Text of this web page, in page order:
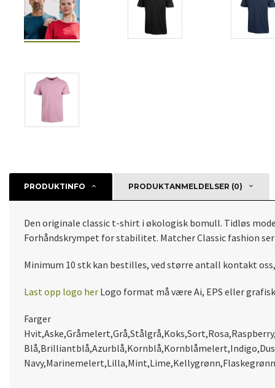
PRODUKTINFO PRODUKTANMELDELSER (0)
Den originale classic t-shirt i økologisk bomull. Tidløs
Forhåndskrympet for stabilitet. Matcher Classic fashion
Minimum 10 stk kan bestilles, ved større antall kontakt
Last opp logo her Logo format må være Ai, EPS eller
Farger
Hvit,Aske,Gråmelert,Grå,Stålgrå,Koks,Sort,Rosa,Raspberry
Blå,Brilliantblå,Azurblå,Kornblå,Kornblåmelert,Indigo,
Navy,Marinemelert,Lilla,Mint,Lime,Kellygrønn,Flaskegrønn